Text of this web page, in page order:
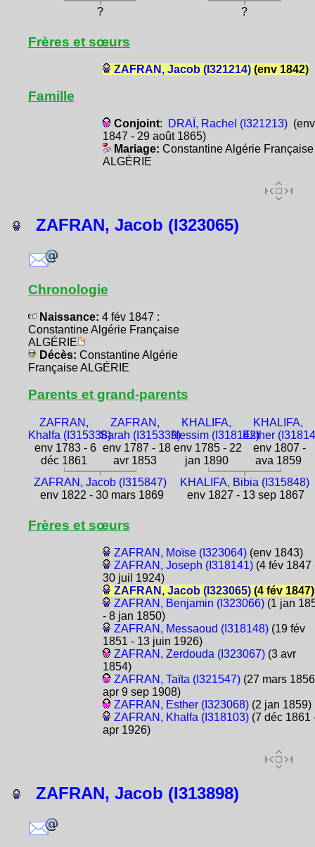
?
?
Frères et sœurs
ZAFRAN, Jacob (I321214)(env 1842)
Famille
Conjoint: DRAÏ, Rachel (I321213)(env
1847 - 29 août 1865)
Mariage: Constantine Algérie Française
ALGÉRIE
ZAFRAN, Jacob (I323065)
Chronologie
Naissance: 4 fév 1847 :
Constantine Algérie Française
ALGÉRIE
Décès: Constantine Algérie
Française ALGÉRIE
Parents et grand-parents
ZAFRAN,
Khalfa (I315338)
env 1783 - 6
déc 1861
ZAFRAN,
Sarah (I315339)
env 1787 - 18
avr 1853
KHALIFA,
Nessim (I318142)
env 1785 - 22
jan 1890
KHALIFA,
Esther
env 1807 -
ava 1859
ZAFRAN, Jacob (I315847)
env 1822 - 30 mars 1869
KHALIFA, Bibia (I315848)
env 1827 - 13 sep 1867
Frères et sœurs
ZAFRAN, Moïse (I323064)(env 1843)
ZAFRAN, Joseph (I318141)(4 fév 1847
30 juil 1924)
ZAFRAN, Jacob (I323065)(4 fév 1847)
ZAFRAN, Benjamin (I323066)(1 jan
- 8 jan 1850)
ZAFRAN, Messaoud (I318148)(19 fév
1851 - 13 juin 1926)
ZAFRAN, Zerdouda (I323067)(3 avr
1854)
ZAFRAN, Taïta (I321547)(27 mars
apr 9 sep 1908)
ZAFRAN, Esther (I323068)(2 jan 1859)
ZAFRAN, Khalfa (I318103)(7 déc 1861
apr 1926)
ZAFRAN, Jacob (I313898)